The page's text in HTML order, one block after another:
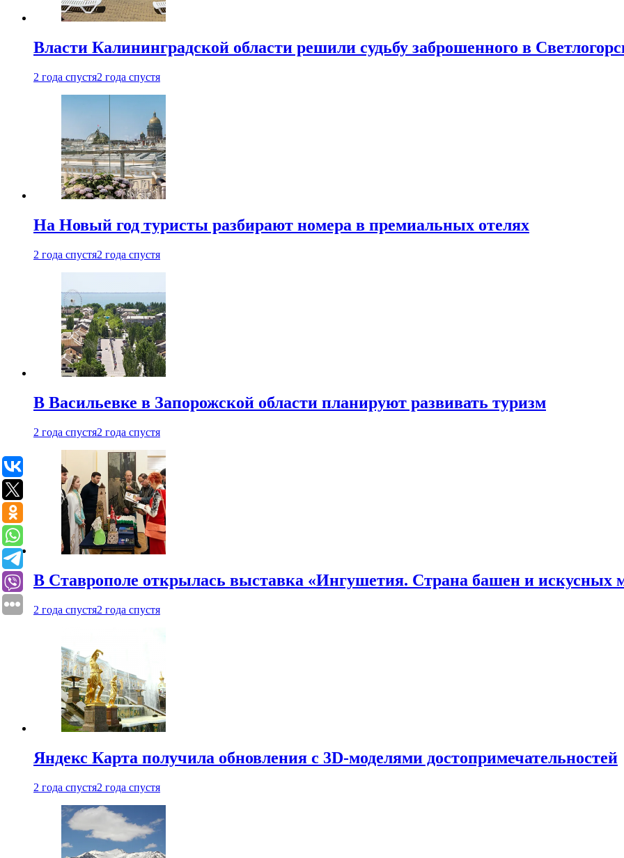
Власти Калининградской области решили судьбу заброшенного в
2 года спустя2 года спустя
На Новый год туристы разбирают номера в премиальных отелях
2 года спустя2 года спустя
В Васильевке в Запорожской области планируют развивать туризм
2 года спустя2 года спустя
В Ставрополе открылась выставка «Ингушетия. Страна башен и искусных
2 года спустя2 года спустя
Яндекс Карта получила обновления с 3D-моделями достопримечательностей
2 года спустя2 года спустя